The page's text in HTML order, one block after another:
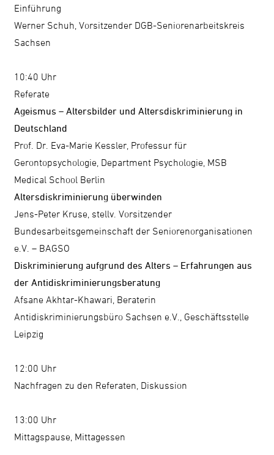
Einführung
Werner Schuh, Vorsitzender DGB-Seniorenarbeitskreis
Sachsen
10:40 Uhr
Referate
Ageismus – Altersbilder und Altersdiskriminierung in
Deutschland
Prof. Dr. Eva-Marie Kessler, Professur für
Gerontopsychologie, Department Psychologie, MSB
Medical School Berlin
Altersdiskriminierung überwinden
Jens-Peter Kruse, stellv. Vorsitzender
Bundesarbeitsgemeinschaft der Seniorenorganisationen
e.V. – BAGSO
Diskriminierung aufgrund des Alters – Erfahrungen aus
der Antidiskriminierungsberatung
Afsane Akhtar-Khawari, Beraterin
Antidiskriminierungsbüro Sachsen e.V., Geschäftsstelle
Leipzig
12:00 Uhr
Nachfragen zu den Referaten, Diskussion
13:00 Uhr
Mittagspause, Mittagessen